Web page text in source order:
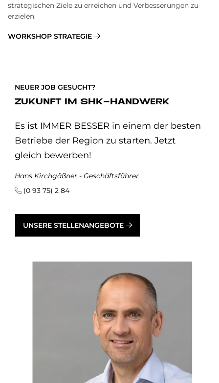
strategischen Ziele zu erreichen und Verbesserungen zu
erzielen.
WORKSHOP STRATEGIE
NEUER JOB GESUCHT?
ZUKUNFT IM SHK-HANDWERK
Es ist IMMER BESSER in einem der besten
Betriebe der Region zu starten. Jetzt
gleich bewerben!
Hans Kirchgäßner - Geschäftsführer
(0 93 75) 2 84
UNSERE STELLENANGEBOTE